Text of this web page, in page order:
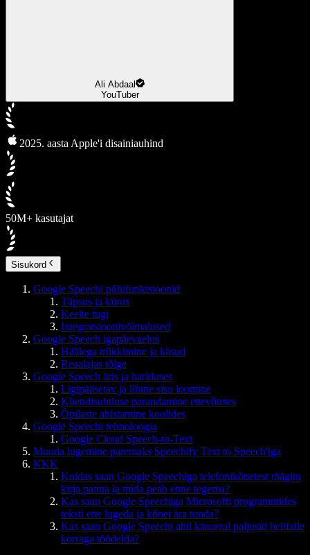
Ali Abdaal
YouTuber
2025. aasta Apple'i disainiauhind
50M+ kasutajat
Sisukord
Google Speechi põhifunktsioonid
Täpsus ja kiirus
Keelte tugi
Integratsioonivõimalused
Google Speech igapäevaelus
Häälega trükkimine ja käsud
Reaalajas tõlge
Google Speech äris ja hariduses
Ligipääsetav ja lihtne sisu loomine
Kliendisuhtluse parandamine ettevõtetes
Õpilaste abistamine koolides
Google Speechi tehnoloogia
Google Cloud Speech-to-Text
Muuda lugemine paremaks Speechify Text to Speech'iga
KKK
Kuidas saan Google Speechiga telefonikõnetest räägitu
kirja panna ja mida peab enne tegema?
Kas saan Google Speechiga Microsofti programmides
teksti ette lugeda ja kõnet ära tunda?
Kas saan Google Speechi abil käsureal paljusid helifaile
korraga töödelda?